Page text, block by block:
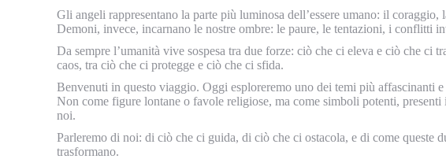
Gli angeli rappresentano la parte più luminosa dell’essere umano: il
Demoni, invece, incarnano le nostre ombre: le paure, le tentazioni, i conflitti
Da sempre l’umanità vive sospesa tra due forze: ciò che ci eleva e ciò che ci
caos, tra ciò che ci protegge e ciò che ci sfida.
Benvenuti in questo viaggio. Oggi esploreremo uno dei temi più affascinanti
Non come figure lontane o favole religiose, ma come simboli potenti,
noi.
Parleremo di noi: di ciò che ci guida, di ciò che ci ostacola, e di come queste
trasformano.